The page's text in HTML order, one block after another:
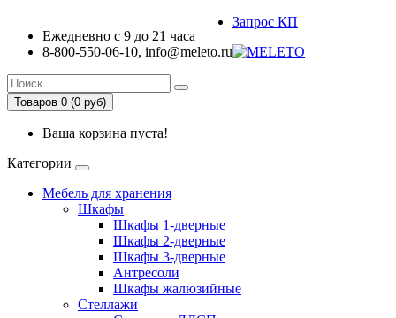
Ежедневно с 9 до 21 часа
8-800-550-06-10, info@meleto.ru
Запрос КП
Товаров 0 (0 pуб)
Ваша корзина пуста!
Категории
Мебель для хранения
Шкафы
Шкафы 1-дверные
Шкафы 2-дверные
Шкафы 3-дверные
Антресоли
Шкафы жалюзийные
Стеллажи